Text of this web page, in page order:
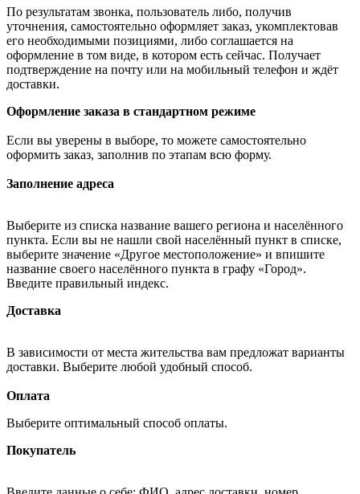
По результатам звонка, пользователь либо, получив
уточнения, самостоятельно оформляет заказ, укомплектовав
его необходимыми позициями, либо соглашается на
оформление в том виде, в котором есть сейчас. Получает
подтверждение на почту или на мобильный телефон и ждёт
доставки.
Оформление заказа в стандартном режиме
Если вы уверены в выборе, то можете самостоятельно
оформить заказ, заполнив по этапам всю форму.
Заполнение адреса
Выберите из списка название вашего региона и населённого
пункта. Если вы не нашли свой населённый пункт в списке,
выберите значение «Другое местоположение» и впишите
название своего населённого пункта в графу «Город».
Введите правильный индекс.
Доставка
В зависимости от места жительства вам предложат варианты
доставки. Выберите любой удобный способ.
Оплата
Выберите оптимальный способ оплаты.
Покупатель